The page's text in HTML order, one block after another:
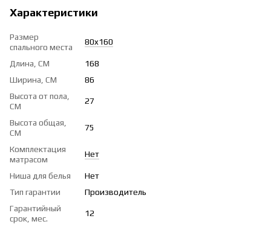
Характеристики
Размер
спального места
80x160
Длина, СМ
168
Ширина, СМ
86
Высота от пола,
СМ
27
Высота общая,
СМ
75
Комплектация
матрасом
Нет
Ниша для белья
Нет
Тип гарантии
Производитель
Гарантийный
срок, мес.
12